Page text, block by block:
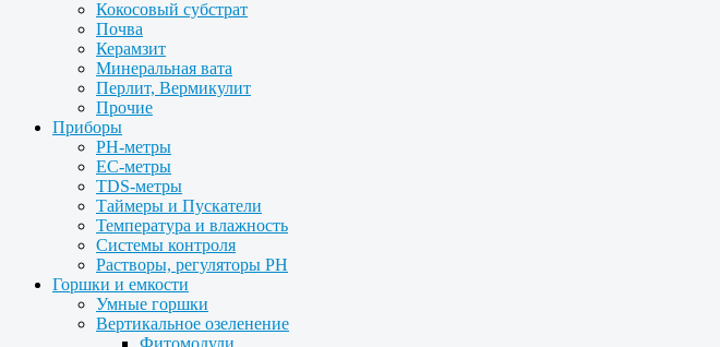
Кокосовый субстрат
Почва
Керамзит
Минеральная вата
Перлит, Вермикулит
Прочие
Приборы
PH-метры
EC-метры
TDS-метры
Таймеры и Пускатели
Температура и влажность
Системы контроля
Растворы, регуляторы PH
Горшки и емкости
Умные горшки
Вертикальное озеленение
Фитомодули